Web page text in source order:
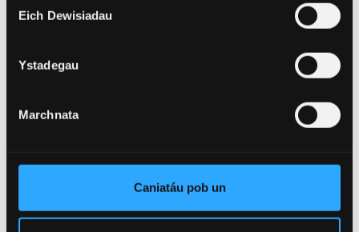
Eich Dewisiadau
Ystadegau
Marchnata
Caniatáu pob un